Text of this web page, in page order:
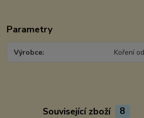
Parametry
Výrobce Koření
Související zboží 8